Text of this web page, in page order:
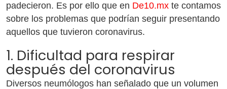
padecieron. Es por ello que en De10.mx te contamos
sobre los problemas que podrían seguir presentando
aquellos que tuvieron coronavirus.
1. Dificultad para respirar
después del coronavirus
Diversos neumólogos han señalado que un volumen